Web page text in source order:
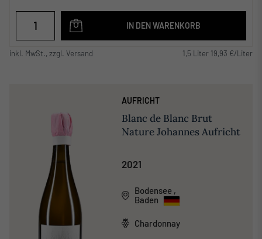
IN DEN WARENKORB
inkl. MwSt., zzgl. Versand 1,5 Liter 19,93 €/Liter
AUFRICHT
Blanc de Blanc Brut
Nature Johannes Aufricht
2021
Bodensee ,
Baden
Chardonnay